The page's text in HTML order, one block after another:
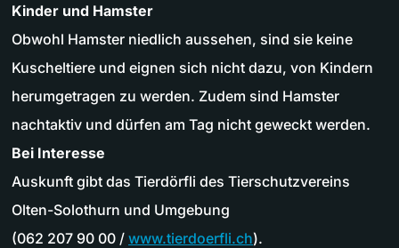
Kinder und Hamster
Obwohl Hamster niedlich aussehen, sind sie keine
Kuscheltiere und eignen sich nicht dazu, von Kindern
herumgetragen zu werden. Zudem sind Hamster
nachtaktiv und dürfen am Tag nicht geweckt werden.
Bei Interesse
Auskunft gibt das Tierdörfli des Tierschutzvereins
Olten-Solothurn und Umgebung
(062 207 90 00 / www.tierdoerfli.ch).